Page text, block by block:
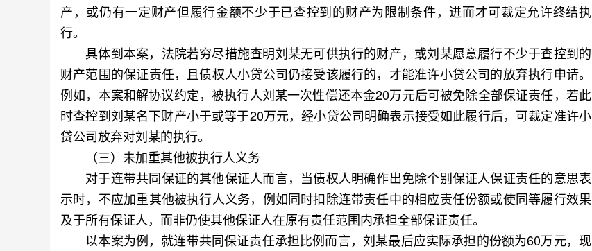
产，或仍有一定财产但履行金额不少于已查控到的财产为限制条件，进而才可裁定允许终结执
行。
具体到本案，法院若穷尽措施查明刘某无可供执行的财产，或刘某愿意履行不少于查控到的
财产范围的保证责任，且债权人小贷公司仍接受该履行的，才能准许小贷公司的放弃执行申请。
例如，本案和解协议约定，被执行人刘某一次性偿还本金20万元后可被免除全部保证责任，若此
时查控到刘某名下财产小于或等于20万元，经小贷公司明确表示接受如此履行后，可裁定准许小
贷公司放弃对刘某的执行。
（三）未加重其他被执行人义务
对于连带共同保证的其他保证人而言，当债权人明确作出免除个别保证人保证责任的意思表
示时，不应加重其他被执行人义务，例如同时扣除连带责任中的相应责任份额或使同等履行效果
及于所有保证人，而非仍使其他保证人在原有责任范围内承担全部保证责任。
以本案为例，就连带共同保证责任承担比例而言，刘某最后应实际承担的份额为60万元，现